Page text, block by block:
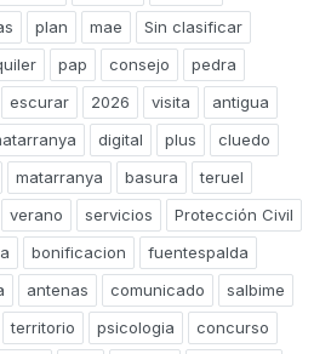
plan mae
Sin clasificar
pap consejo
pedra
escurar 2026 visita
antigua
digital plus
cluedo
matarranya basura
teruel
verano servicios
Protección Civil
bonificacion
fuentespalda
antenas comunicado
salbime
territorio psicologia
concurso